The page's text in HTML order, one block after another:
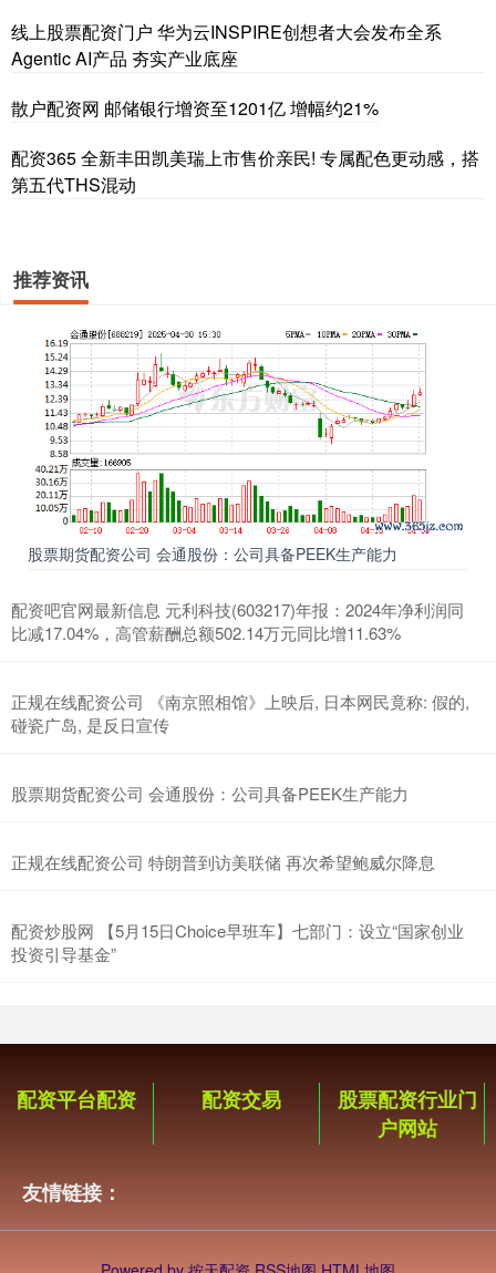
线上股票配资门户 华为云INSPIRE创想者大会发布全系
Agentic AI产品 夯实产业底座
散户配资网 邮储银行增资至1201亿 增幅约21%
配资365 全新丰田凯美瑞上市售价亲民! 专属配色更动感，搭
第五代THS混动
推荐资讯
股票期货配资公司 会通股份：公司具备PEEK生产能力
配资吧官网最新信息 元利科技(603217)年报：2024年净利润同
比减17.04%，高管薪酬总额502.14万元同比增11.63%
正规在线配资公司 《南京照相馆》上映后, 日本网民竟称: 假的,
碰瓷广岛, 是反日宣传
股票期货配资公司 会通股份：公司具备PEEK生产能力
正规在线配资公司 特朗普到访美联储 再次希望鲍威尔降息
配资炒股网 【5月15日Choice早班车】七部门：设立“国家创业
投资引导基金”
配资平台配资 配资交易
股票配资行业门
户网站
友情链接：